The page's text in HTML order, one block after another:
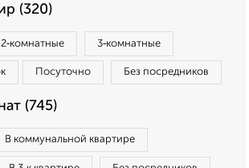
(320)
2‑комнатные 3‑комнатные
Посуточно Без посредников
(745)
В коммунальной квартире